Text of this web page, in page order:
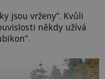
jsou vrženy“. Kvůli
někdy užívá